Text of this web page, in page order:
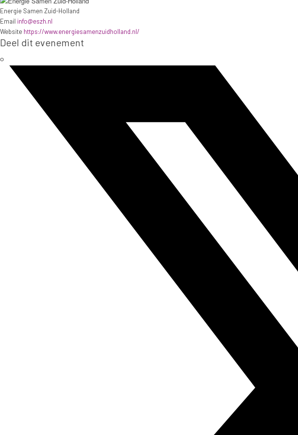
Energie Samen Zuid-Holland
Email info@eszh.nl
Website https://www.energiesamenzuidholland.nl/
Deel dit evenement